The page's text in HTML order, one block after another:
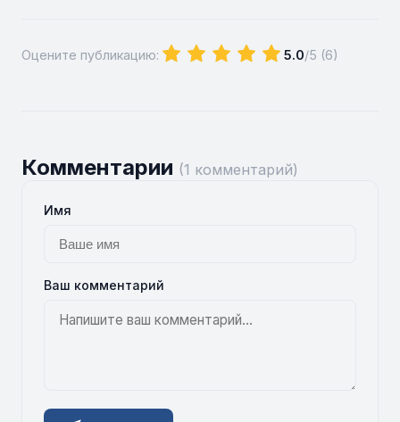
Оцените публикацию: 5.0/5 (6)
Комментарии (1 комментарий)
Имя
Ваш комментарий